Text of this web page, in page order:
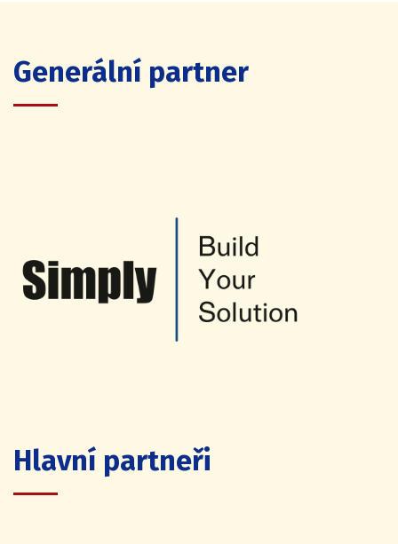
Generální partner
Hlavní partneři